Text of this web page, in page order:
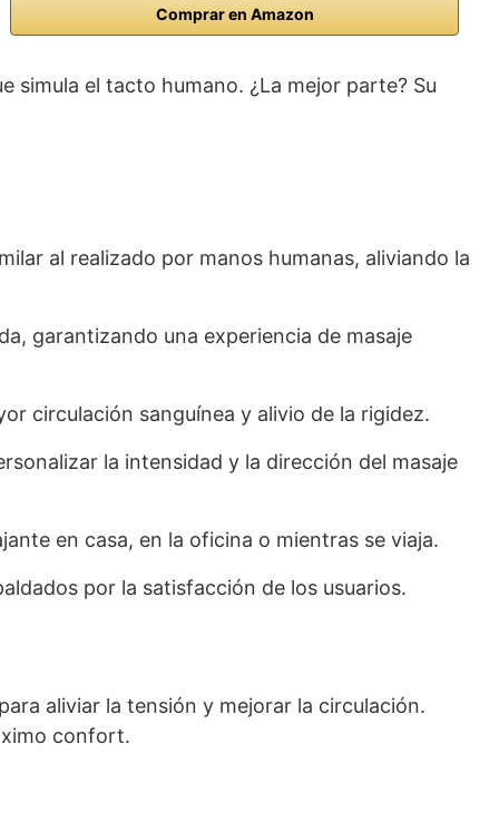
Comprar en Amazon
simula el tacto humano. ¿La mejor parte? Su
al realizado por manos humanas, aliviando la
garantizando una experiencia de masaje
circulación sanguínea y alivio de la rigidez.
la intensidad y la dirección del masaje
en casa, en la oficina o mientras se viaja.
por la satisfacción de los usuarios.
aliviar la tensión y mejorar la circulación.
confort.